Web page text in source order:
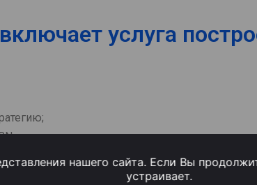
услуга
нашего сайта. Если Вы
устраивает.